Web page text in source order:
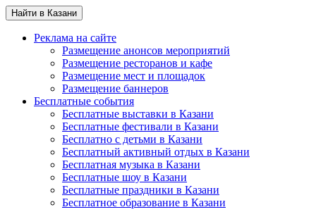
Найти в Казани
Реклама на сайте
Размещение анонсов мероприятий
Размещение ресторанов и кафе
Размещение мест и площадок
Размещение баннеров
Бесплатные события
Бесплатные выставки в Казани
Бесплатные фестивали в Казани
Бесплатно с детьми в Казани
Бесплатный активный отдых в Казани
Бесплатная музыка в Казани
Бесплатные шоу в Казани
Бесплатные праздники в Казани
Бесплатное образование в Казани